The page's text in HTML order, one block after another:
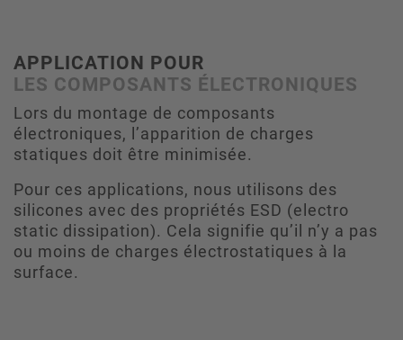
APPLICATION POUR
LES COMPOSANTS ÉLECTRONIQUES
Lors du montage de composants
électroniques, l’apparition de charges
statiques doit être minimisée.
Pour ces applications, nous utilisons des
silicones avec des propriétés ESD (electro
static dissipation). Cela signifie qu’il n’y a pas
ou moins de charges électrostatiques à la
surface.